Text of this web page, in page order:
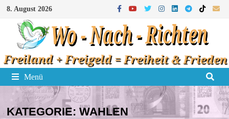
Zum
Inhalt
springen
8. August 2026
Menü
KATEGORIE:WAHLEN